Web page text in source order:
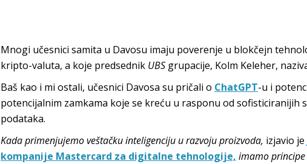
Mnogi učesnici samita u Davosu imaju poverenje u blokčejn
kripto-valuta, a koje predsednik UBS grupacije, Kolm Keleher,
Baš kao i mi ostali, učesnici Davosa su pričali o ChatGPT-u i
potencijalnim zamkama koje se kreću u rasponu od sofisticiranijih
podataka.
Kada primenjujemo veštačku inteligenciju u razvoju proizvoda, izjavio je
kompanije Mastercard za digitalne tehnologije, imamo